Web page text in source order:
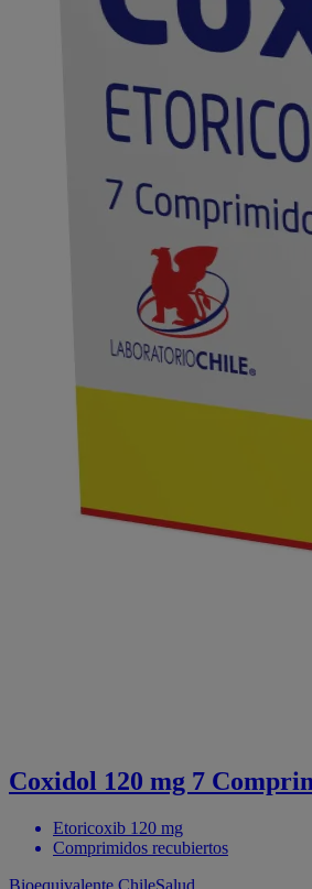
Coxidol 120 mg 7
Etoricoxib 120 mg
Comprimidos recubiertos
Bioequivalente ChileSalud